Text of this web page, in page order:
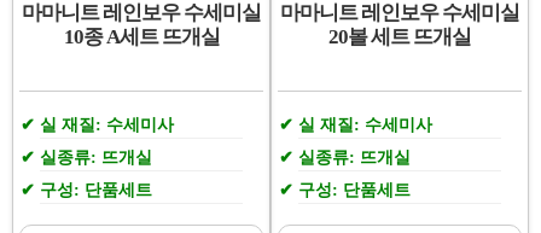
마마니트 레인보우 수세미실
10종 A세트 뜨개실
실 재질: 수세미사
실종류: 뜨개실
구성: 단품세트
마마니트 레인보우 수세미실
20볼 세트 뜨개실
실 재질: 수세미사
실종류: 뜨개실
구성: 단품세트